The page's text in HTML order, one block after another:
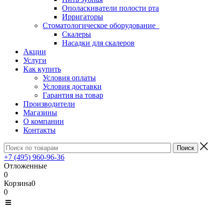
Ополаскиватели полости рта
Ирригаторы
Стоматологическое оборудование
Скалеры
Насадки для скалеров
Акции
Услуги
Как купить
Условия оплаты
Условия доставки
Гарантия на товар
Производители
Магазины
О компании
Контакты
+7 (495) 960-96-36
Отложенные
0
Корзина0
0